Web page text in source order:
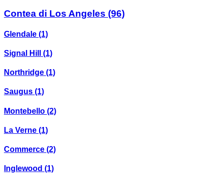
Contea di Los Angeles (96)
Glendale (1)
Signal Hill (1)
Northridge (1)
Saugus (1)
Montebello (2)
La Verne (1)
Commerce (2)
Inglewood (1)